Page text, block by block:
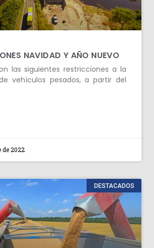
NAVIDAD Y AÑO NUEVO
las siguientes restricciones a la
vehículos pesados, a partir del
de 2022
DESTACADOS